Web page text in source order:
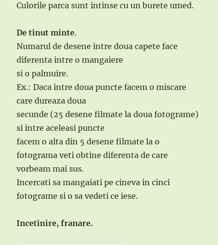
Culorile parca sunt intinse cu un burete umed.
De tinut minte.
Numarul de desene intre doua capete face
diferenta intre o mangaiere
si o palmuire.
Ex.: Daca intre doua puncte facem o miscare
care dureaza doua
secunde (25 desene filmate la doua fotograme)
si intre aceleasi puncte
facem o alta din 5 desene filmate la o
fotograma veti obtine diferenta de care
vorbeam mai sus.
Incercati sa mangaiati pe cineva in cinci
fotograme si o sa vedeti ce iese.
Incetinire, franare.